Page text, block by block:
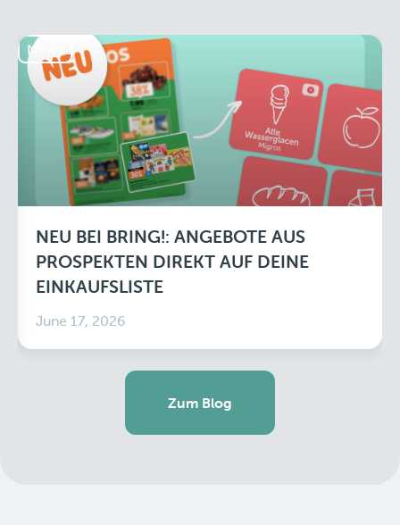
News
NEU BEI BRING!: ANGEBOTE AUS
PROSPEKTEN DIREKT AUF DEINE
EINKAUFSLISTE
June 17, 2026
Zum Blog